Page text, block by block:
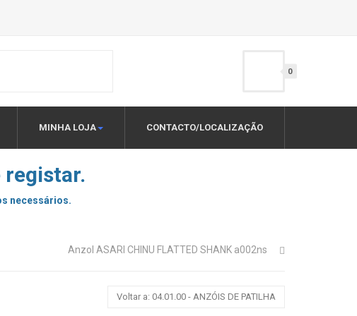
0
MINHA LOJA CONTACTO/LOCALIZAÇÃO
registar.
necessários.
Anzol ASARI CHINU FLATTED SHANK a002ns
Voltar a: 04.01.00 - ANZÓIS DE PATILHA